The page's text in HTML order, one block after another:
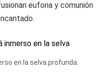
euforia y comunión
en la selva profunda.